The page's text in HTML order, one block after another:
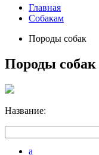
Главная
Собакам
Породы собак
Породы собак
Название:
а